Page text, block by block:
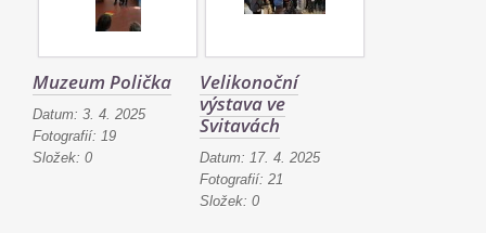
Muzeum Polička
Datum: 3. 4. 2025
Fotografií: 19
Složek: 0
Velikonoční
výstava ve
Svitavách
Datum: 17. 4. 2025
Fotografií: 21
Složek: 0